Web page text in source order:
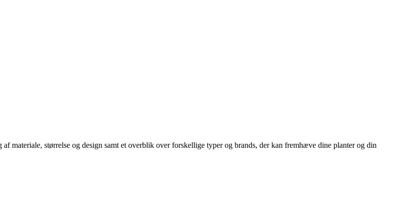
materiale, størrelse og design samt et overblik over forskellige typer og brands, der kan fremhæve dine planter og din